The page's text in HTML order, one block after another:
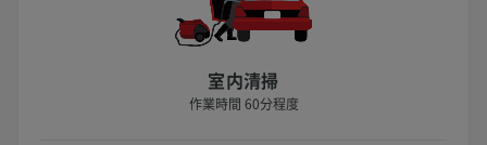
室内清掃
作業時間 60分程度